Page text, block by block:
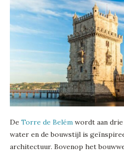
De Torre de Belém wordt aan
water en de bouwstijl is
architectuur. Bovenop het